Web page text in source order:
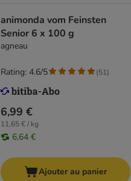
animonda vom Feinsten
Senior 6 x 100 g
agneau
6,99 €
11,65 € / kg
6,64 €
Rating: 4.6/5 (51)
Ajouter au panier